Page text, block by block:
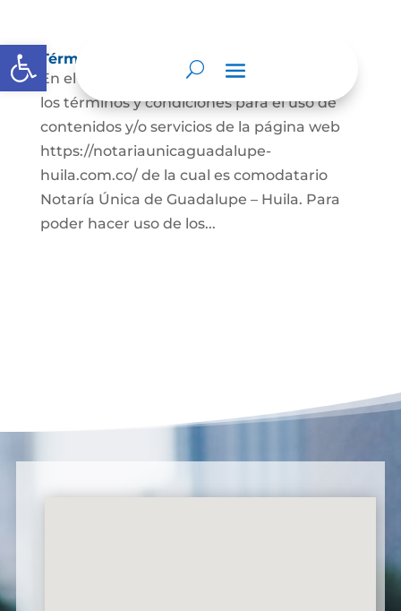
Abrir barra de herramientas
Términos y condiciones
En el presente documento se establecen
los términos y condiciones para el uso de
contenidos y/o servicios de la página web
https://notariaunicaguadalupe-
huila.com.co/ de la cual es comodatario
Notaría Única de Guadalupe – Huila. Para
poder hacer uso de los...